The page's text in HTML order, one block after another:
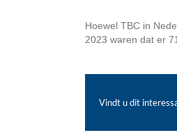
Hoewel TBC in
2023 waren dat er
Vindt u dit